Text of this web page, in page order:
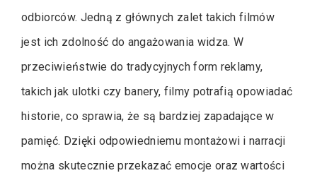
odbiorców. Jedną z głównych zalet takich filmów
jest ich zdolność do angażowania widza. W
przeciwieństwie do tradycyjnych form reklamy,
takich jak ulotki czy banery, filmy potrafią opowiadać
historie, co sprawia, że są bardziej zapadające w
pamięć. Dzięki odpowiedniemu montażowi i narracji
można skutecznie przekazać emocje oraz wartości